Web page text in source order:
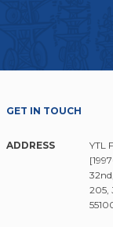
GET IN TOUCH
ADDRESS
YTL
205,